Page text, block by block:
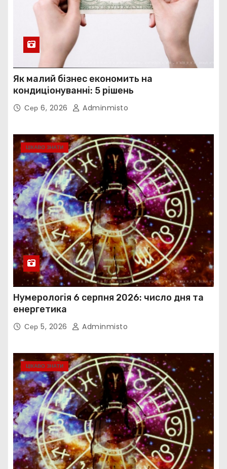
Як малий бізнес економить на
кондиціонуванні: 5 рішень
Сер 6, 2026 Adminmisto
ЦІКАВО ЗНАТИ
Нумерологія 6 серпня 2026: число дня та
енергетика
Сер 5, 2026 Adminmisto
ЦІКАВО ЗНАТИ